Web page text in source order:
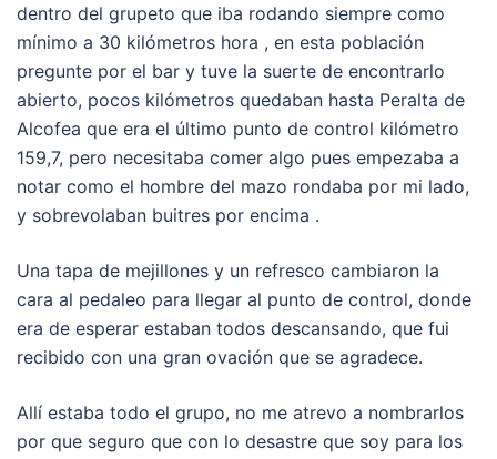
dentro del grupeto que iba rodando siempre como
mínimo a 30 kilómetros hora , en esta población
pregunte por el bar y tuve la suerte de encontrarlo
abierto, pocos kilómetros quedaban hasta Peralta de
Alcofea que era el último punto de control kilómetro
159,7, pero necesitaba comer algo pues empezaba a
notar como el hombre del mazo rondaba por mi lado,
y sobrevolaban buitres por encima .
Una tapa de mejillones y un refresco cambiaron la
cara al pedaleo para llegar al punto de control, donde
era de esperar estaban todos descansando, que fui
recibido con una gran ovación que se agradece.
Allí estaba todo el grupo, no me atrevo a nombrarlos
por que seguro que con lo desastre que soy para los